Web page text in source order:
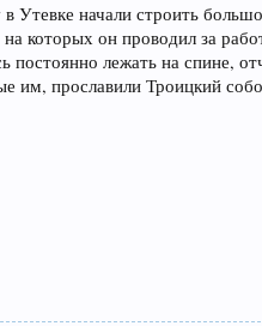
в Утевке начали строить
которых он проводил за
постоянно лежать на спине,
им, прославили Троицкий